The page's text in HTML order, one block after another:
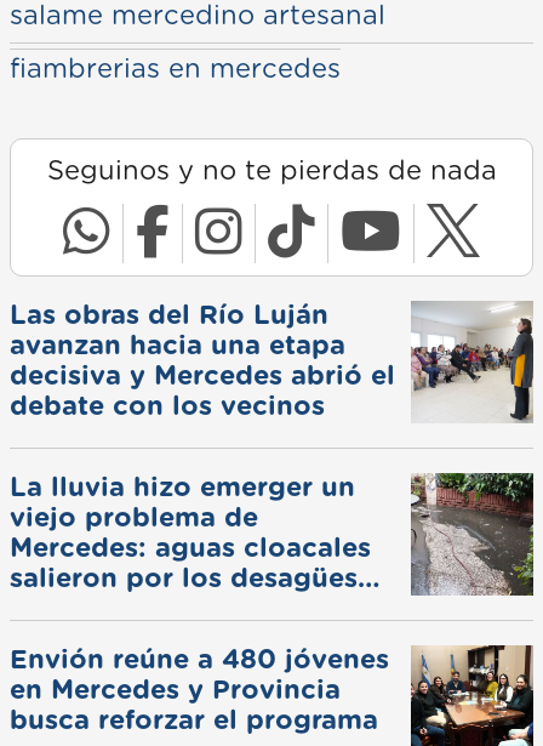
salame mercedino artesanal
fiambrerias en mercedes
Seguinos y no te pierdas de nada
Las obras del Río Luján
avanzan hacia una etapa
decisiva y Mercedes abrió el
debate con los vecinos
La lluvia hizo emerger un
viejo problema de
Mercedes: aguas cloacales
salieron por los desagües
Envión reúne a 480 jóvenes
en Mercedes y Provincia
busca reforzar el programa